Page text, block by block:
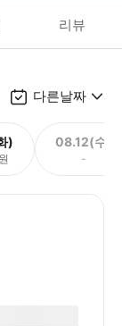
리뷰
다른날짜
) 08.12(수)
-